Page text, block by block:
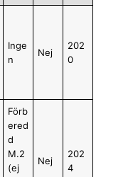
Inge
n
Nej
202
0
Förb
ered
d
M.2
(ej
Nej
202
4